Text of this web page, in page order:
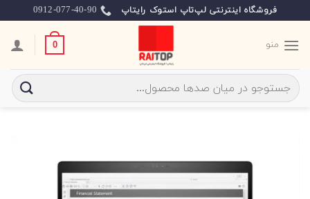
to
content
فروشگاه اینترنتی لپ‌تاپ استوک رایتاپ 0912-077-40-90
منو 0
جستجو
برای: